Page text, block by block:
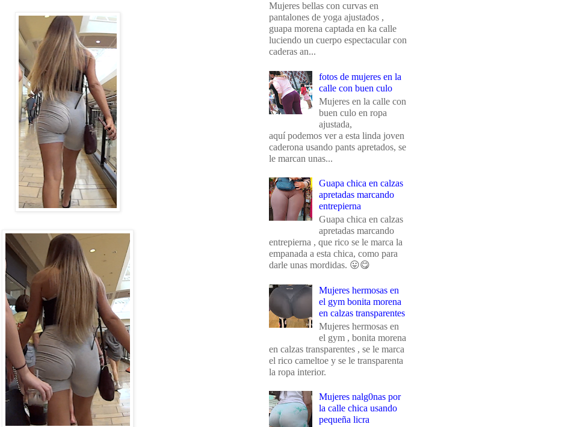
Mujeres bellas con curvas en
pantalones de yoga ajustados ,
guapa morena captada en ka calle
luciendo un cuerpo espectacular con
caderas an...
fotos de mujeres en la
calle con buen culo
Mujeres en la calle con
buen culo en ropa
ajustada,
aquí podemos ver a esta linda joven
caderona usando pants apretados, se
le marcan unas...
Guapa chica en calzas
apretadas marcando
entrepierna
Guapa chica en calzas
apretadas marcando
entrepierna , que rico se le marca la
empanada a esta chica, como para
darle unas mordidas. 😛😋
Mujeres hermosas en
el gym bonita morena
en calzas transparentes
Mujeres hermosas en
el gym , bonita morena
en calzas transparentes , se le marca
el rico cameltoe y se le transparenta
la ropa interior.
Mujeres nalg0nas por
la calle chica usando
pequeña licra